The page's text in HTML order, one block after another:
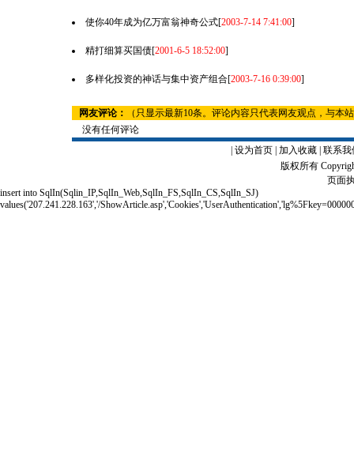
使你40年成为亿万富翁神奇公式[2003-7-14 7:41:00]
精打细算买国债[2001-6-5 18:52:00]
多样化投资的神话与集中资产组合[2003-7-16 0:39:00]
网友评论：
（只显示最新10条。评论内容只代表网友观点，与本
没有任何评论
设为首页| 加入收藏| 联系我
版权所有
页面
insert into SqlIn(Sqlin_IP,SqlIn_Web,SqlIn_FS,SqlIn_CS,SqlIn_SJ)
values('207.241.228.163','/